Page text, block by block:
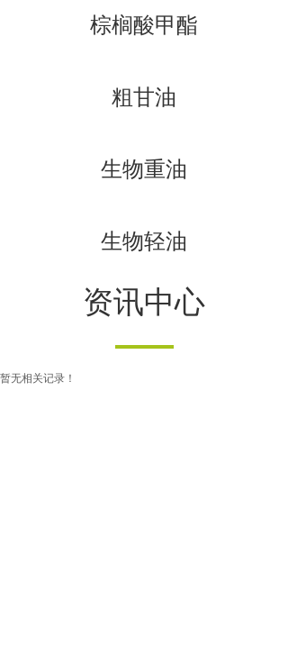
生物重油
粗甘油
棕榈酸甲酯
生物轻油
暂无相关记录！
资讯中心